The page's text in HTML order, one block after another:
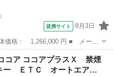
提携サイト 8月3日
ト ■ グレード名： Ｘ ガラ
ィオ バックカメラ 衝突軽減シ
コア ココアプラスＸ 禁煙
ー ＥＴＣ オートエア…